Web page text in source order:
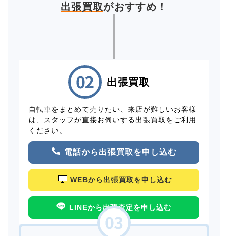
出張買取がおすすめ！
出張買取
自転車をまとめて売りたい、来店が難しいお客様
は、スタッフが直接お伺いする出張買取をご利用
ください。
電話から出張買取を申し込む
WEBから出張買取を申し込む
LINEから出張査定を申し込む